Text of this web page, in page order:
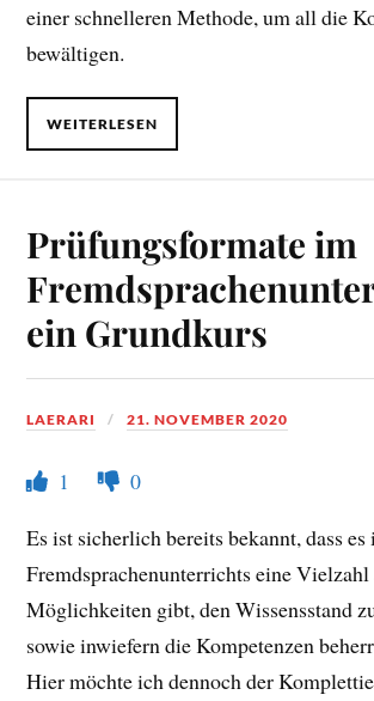
einer schnelleren Methode, um all die
bewältigen.
WEITERLESEN
Prüfungsformate im
ein Grundkurs
LAERARI 21. NOVEMBER 2020
1
0
Es ist sicherlich bereits bekannt, dass
Fremdsprachenunterrichts eine Vielzahl
Möglichkeiten gibt, den Wissensstand
sowie inwiefern die Kompetenzen
Hier möchte ich dennoch der